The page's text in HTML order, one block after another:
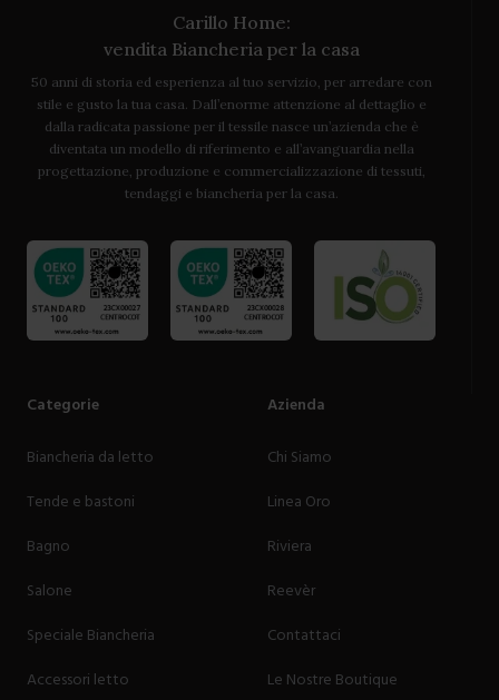
Carillo Home:
vendita Biancheria per la casa
50 anni di storia ed esperienza al tuo servizio, per arredare con
stile e gusto la tua casa. Dall’enorme attenzione al dettaglio e
dalla radicata passione per il tessile nasce un’azienda che è
diventata un modello di riferimento e all’avanguardia nella
progettazione, produzione e commercializzazione di tessuti,
tendaggi e biancheria per la casa.
Categorie
Biancheria da letto
Tende e bastoni
Bagno
Salone
Speciale Biancheria
Accessori letto
Azienda
Chi Siamo
Linea Oro
Riviera
Reevèr
Contattaci
Le Nostre Boutique